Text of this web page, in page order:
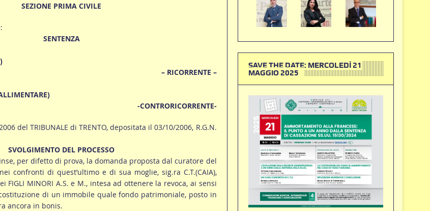
SEZIONE PRIMA CIVILE
SENTENZA
– RICORRENTE –
-CONTRORICORRENTE-
del TRIBUNALE di TRENTO, depositata il 03/10/2006, R.G.N.
SVOLGIMENTO DEL PROCESSO
per difetto di prova, la domanda proposta dal curatore del
confronti di quest’ultimo e di sua moglie, sig.ra C.T.(CAIA),
FIGLI MINORI A.S. e M., intesa ad ottenere la revoca, ai sensi
costituzione di un immobile quale fondo patrimoniale, posto in
ancora in bonis.
SAVE THE DATE: MERCOLEDÌ 21
MAGGIO 2025